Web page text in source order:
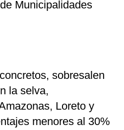
Municipalidades
sobresalen
la selva,
Loreto y
menores al 30%